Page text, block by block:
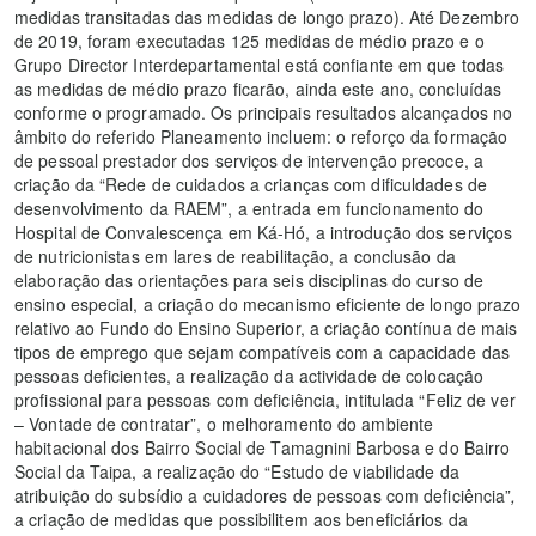
medidas transitadas das medidas de longo prazo). Até Dezembro
de 2019, foram executadas 125 medidas de médio prazo e o
Grupo Director Interdepartamental está confiante em que todas
as medidas de médio prazo ficarão, ainda este ano, concluídas
conforme o programado. Os principais resultados alcançados no
âmbito do referido Planeamento incluem: o reforço da formação
de pessoal prestador dos serviços de intervenção precoce, a
criação da “Rede de cuidados a crianças com dificuldades de
desenvolvimento da RAEM”, a entrada em funcionamento do
Hospital de Convalescença em Ká-Hó, a introdução dos serviços
de nutricionistas em lares de reabilitação, a conclusão da
elaboração das orientações para seis disciplinas do curso de
ensino especial, a criação do mecanismo eficiente de longo prazo
relativo ao Fundo do Ensino Superior, a criação contínua de mais
tipos de emprego que sejam compatíveis com a capacidade das
pessoas deficientes, a realização da actividade de colocação
profissional para pessoas com deficiência, intitulada “Feliz de ver
– Vontade de contratar”, o melhoramento do ambiente
habitacional dos Bairro Social de Tamagnini Barbosa e do Bairro
Social da Taipa, a realização do “Estudo de viabilidade da
atribuição do subsídio a cuidadores de pessoas com deficiência”,
a criação de medidas que possibilitem aos beneficiários da